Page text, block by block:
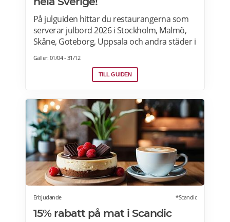
På julguiden hittar du restaurangerna som
serverar julbord 2026 i Stockholm, Malmö,
Skåne, Goteborg, Uppsala och andra städer i
övernattning på hotell, slott eller herrgård.
julfrukost, julkasse eller julcatering för
avhämtning, finns det också många
erbjudanden för dig. Läs mer om Julbord
2026 här.
Gäller: 01/04 - 31/12
TILL GUIDEN
Erbjudande *Scandic
15% rabatt på mat i Scandic